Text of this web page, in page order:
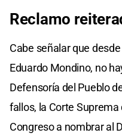
Reclamo
Cabe señalar que
Eduardo Mondino, no
Defensoría del Pueblo
fallos, la Corte
Congreso a nombrar al